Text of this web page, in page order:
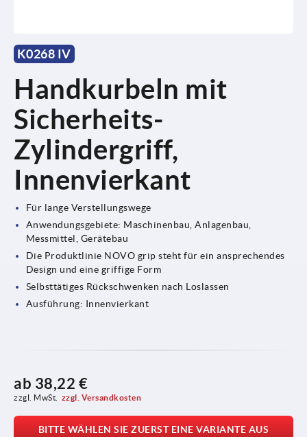
K0268 IV
Handkurbeln mit
Sicherheits-
Zylindergriff,
Innenvierkant
Für lange Verstellungswege
Anwendungsgebiete: Maschinenbau, Anlagenbau,
Messmittel, Gerätebau
Die Produktlinie NOVO grip steht für ein ansprechendes
Design und eine griffige Form
Selbsttätiges Rückschwenken nach Loslassen
Ausführung: Innenvierkant
ab 38,22 €
zzgl. MwSt. zzgl. Versandkosten
BITTE WÄHLEN SIE ZUERST EINE VARIANTE AUS